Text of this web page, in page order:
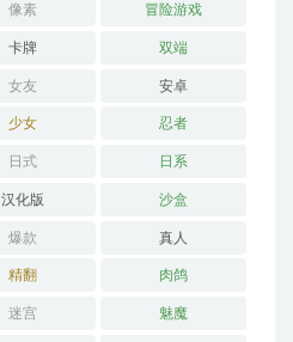
像素 冒险游戏
卡牌 双端
女友 安卓
少女 忍者
日式 日系
汉化版 沙盒
爆款 真人
精翻 肉鸽
迷宫 魅魔